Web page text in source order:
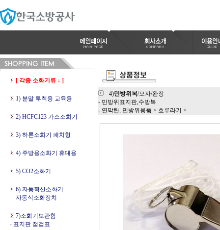
[ 각종 소화기류 ↓ ]
1) 분말 투척용 교육용
2) HCFC123 가스소화기
3) 하론소화기 패치형
4) 주방용소화기 휴대용
5) CO2소화기
6) 자동확산소화기
자동식소화장치
7)소화기보관함
- 표지판 점검표
4)민방위복/모자/완장
- 민방위표지판,수방복
- 연막탄, 민방위용품 > 호루라기 >